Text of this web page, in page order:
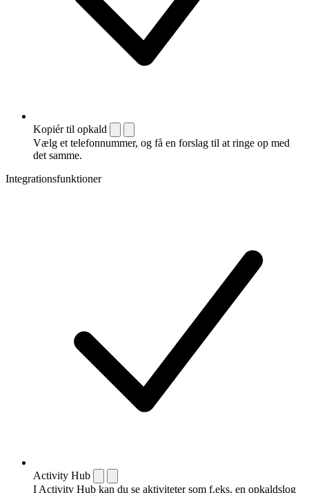
Kopiér til opkald
Vælg et telefonnummer, og få en forslag til at ringe op med
det samme.
Integrationsfunktioner
Activity Hub
I Activity Hub kan du se aktiviteter som f.eks. en opkaldslog